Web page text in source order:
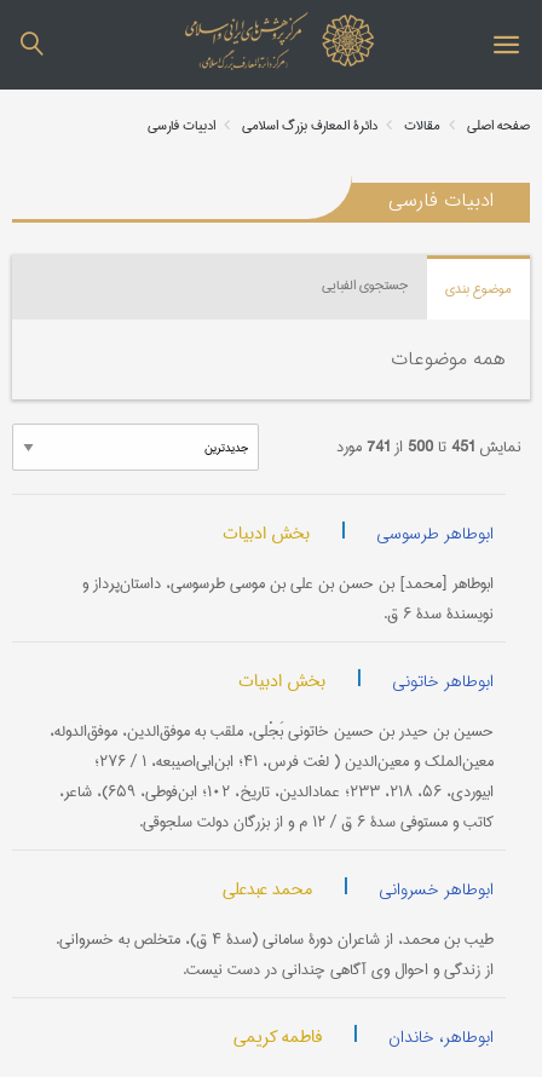
صفحه اصلی مقالات دائرة المعارف بزرگ اسلامی ادبیات فارسی
ادبیات فارسی
موضوع بندی جستجوی الفبایی
همه موضوعات
نمایش 451تا500 از741مورد
ابوطاهر طرسوسی | بخش ادبیات
ابوطاهر [محمد] بن حسن بن علی بن موسی طرسوسی، داستان‌پرداز و
نویسندۀ سدۀ ۶ ق.
ابوطاهر خاتونی | بخش ادبیات
حسین بن حیدر بن حسین خاتونی بَجْلی، ملقب به موفق‌الدین، موفق‌الدوله،
معین‌الملك و معین‌الدین ( لغت فرس، ۴۱؛ ابن‌ابی‌اصیبعه، ۱ / ۲۷۶؛
ابیوردی، ۵۶، ۲۱۸، ۲۳۳؛ عمادالدین، تاریخ، ۱۰۲؛ ابن‌فوطی، ۶۵۹)، شاعر،
كاتب و مستوفی سدۀ ۶ ق / ۱۲ م و از بزرگان دولت سلجوقی.
ابوطاهر خسروانی | محمد عبدعلی
طیب بن محمد، از شاعران دورۀ سامانی (سدۀ ۴ ق)، متخلص به خسروانی.
از زندگی و احوال وی آگاهی چندانی در دست نیست.
ابوطاهر، خاندان | فاطمه کریمی